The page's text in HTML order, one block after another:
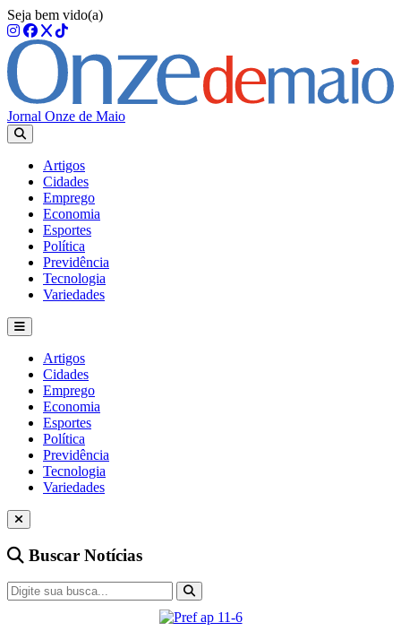
Seja bem vido(a)
Jornal Onze de Maio
Artigos
Cidades
Emprego
Economia
Esportes
Política
Previdência
Tecnologia
Variedades
Artigos
Cidades
Emprego
Economia
Esportes
Política
Previdência
Tecnologia
Variedades
Buscar Notícias